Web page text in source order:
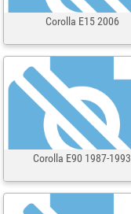
Corolla E15 2006
Corolla E90 1987-1993